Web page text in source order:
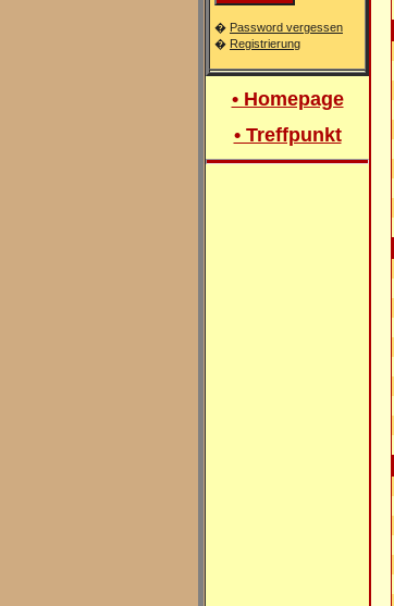
� Password vergessen
� Registrierung
• Homepage
• Treffpunkt